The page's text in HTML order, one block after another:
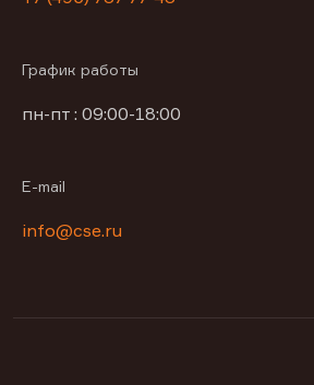
График работы
пн-пт : 09:00-18:00
E-mail
info@cse.ru